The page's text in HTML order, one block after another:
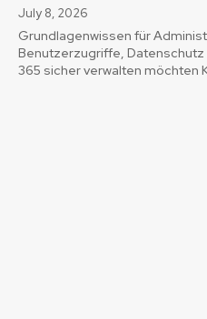
July 8, 2026
Grundlagenwissen für
Benutzerzugriffe,
365 sicher verwalten möchten